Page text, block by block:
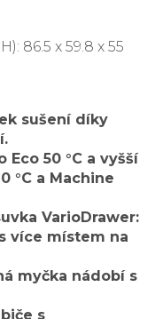
86.5 x 59.8 x 55
sušení díky
50 °C a vyšší
°C a Machine
VarioDrawer:
více místem na
myčka nádobí s
s